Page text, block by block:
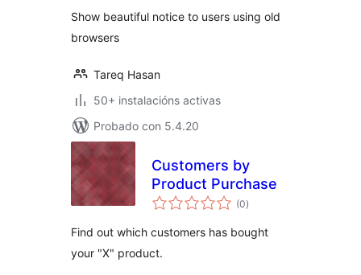
Show beautiful notice to users using old
browsers
Tareq Hasan
50+ instalacións activas
Probado con 5.4.20
Customers by
Product Purchase
(0valoracións
totais
)
Find out which customers has bought
your "X" product.